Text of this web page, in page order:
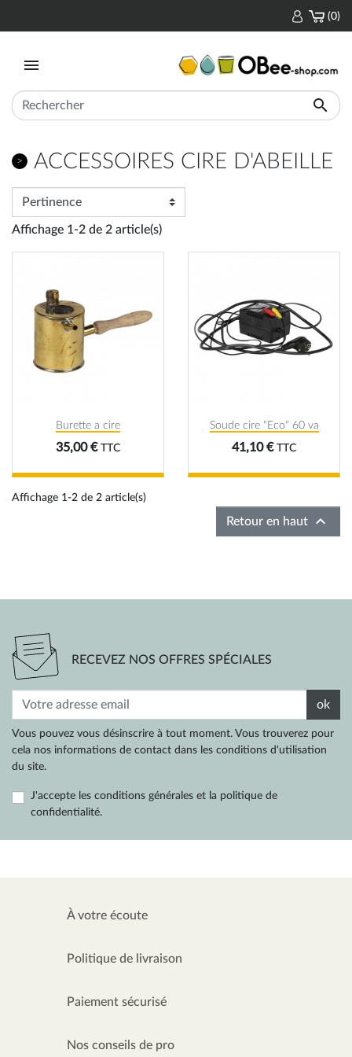
(0)


ACCESSOIRES CIRE D'ABEILLE
Affichage 1-2 de 2 article(s)
Burette a cire
Prix
35,00 € TTC
Soude cire "Eco" 60 va
Prix
41,10 € TTC
Affichage 1-2 de 2 article(s)
Retour en haut 
RECEVEZ NOS OFFRES SPÉCIALES
ok
Vous pouvez vous désinscrire à tout moment. Vous trouverez pour
cela nos informations de contact dans les conditions d'utilisation
du site.
J'accepte les conditions générales et la politique de
confidentialité.
À votre écoute
Politique de livraison
Paiement sécurisé
Nos conseils de pro